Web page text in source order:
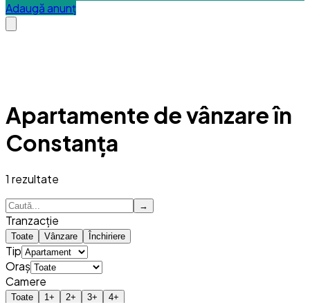
Adaugă anunț
Apartamente de vânzare în
Constanța
1 rezultate
→
Tranzacție
Toate Vânzare Închiriere
Tip
Oraș
Camere
Toate 1 + 2+ 3+ 4+